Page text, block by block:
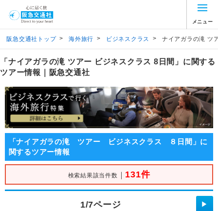
メニュー
阪急交通社トップ > 海外旅行 > ビジネスクラス > ナイアガラの滝 ツ
「ナイアガラの滝 ツアー ビジネスクラス 8日間」に関する
ツアー情報｜阪急交通社
「ナイアガラの滝 ツアー ビジネスクラス ８日間」に
関するツアー情報
検索結果該当件数 131件
1/7ページ ▶